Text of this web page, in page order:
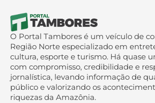
O Portal Tambores é um veículo de
Região Norte especializado em
cultura, esporte e turismo. Há quase
com compromisso, credibilidade e
jornalística, levando informação de
público e valorizando os
riquezas da Amazônia.